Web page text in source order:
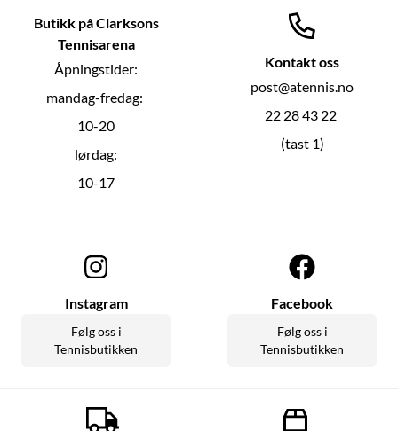
Butikk på Clarksons
Tennisarena
Åpningstider:
mandag-fredag:
10-20
lørdag:
10-17
Kontakt oss
post@atennis.no
22 28 43 22
(tast 1)
Instagram
Følg oss i
Tennisbutikken
Facebook
Følg oss i
Tennisbutikken